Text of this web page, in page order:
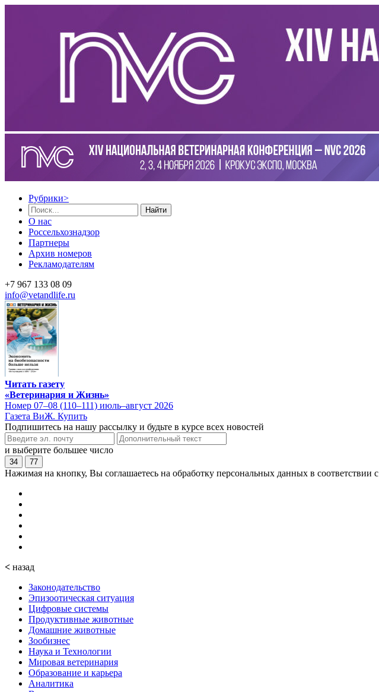
Рубрики>
Найти
О нас
Россельхознадзор
Партнеры
Архив номеров
Рекламодателям
+7 967 133 08 09
info@vetandlife.ru
Читать газету
«Ветеринария и Жизнь»
Номер 07–08 (110–111) июль–август 2026
Газета ВиЖ. Купить
Подпишитесь на нашу рассылку и будьте в курсе всех новостей
и выберите большее число
34 77
Нажимая на кнопку, Вы соглашаетесь на обработку персональных данных в соответствии с
< назад
Законодательство
Эпизоотическая ситуация
Цифровые системы
Продуктивные животные
Домашние животные
Зообизнес
Наука и Технологии
Мировая ветеринария
Образование и карьера
Аналитика